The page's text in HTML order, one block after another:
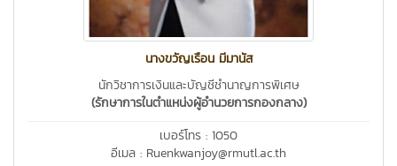
นางขวัญเรือน มีมานัส
นักวิชาการเงินและบัญชีชำนาญการพิเศษ
(รักษาการในตำแหน่งผู้อำนวยการกองกลาง)
เบอร์โทร : 1050
อีเมล : Ruenkwanjoy@rmutl.ac.th